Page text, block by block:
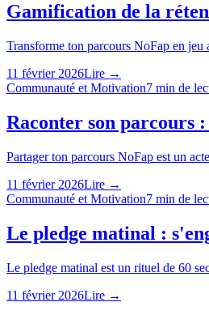
Gamification de la
Transforme ton parcours NoFap en
11 février 2026Lire →
Communauté et Motivation7 min de
Raconter son parcours
Partager ton parcours NoFap est un
11 février 2026Lire →
Communauté et Motivation7 min de
Le pledge matinal :
Le pledge matinal est un rituel de 60
11 février 2026Lire →